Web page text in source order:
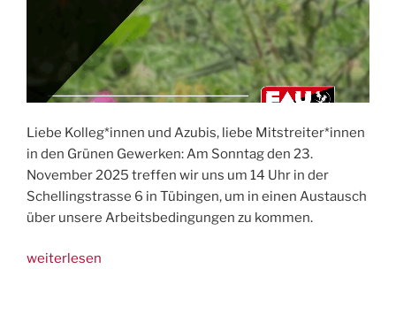
Liebe Kolleg*innen und Azubis, liebe Mitstreiter*innen
in den Grünen Gewerken: Am Sonntag den 23.
November 2025 treffen wir uns um 14 Uhr in der
Schellingstrasse 6 in Tübingen, um in einen Austausch
über unsere Arbeitsbedingungen zu kommen.
„23.11.:
weiterlesen